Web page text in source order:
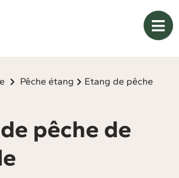
Pêche étang
Etang de pêche
pêche de
des cookies